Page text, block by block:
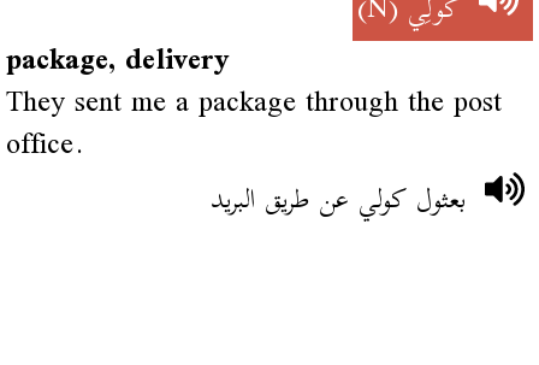
package, delivery
They sent me a package through the post
office.
بعثول كولي عن طريق البريد